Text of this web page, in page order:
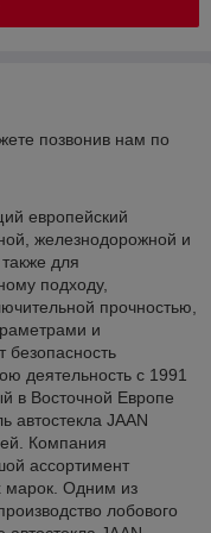
позвонив нам по
европейский
железнодорожной и
для
подходу,
прочностью,
и
безопасность
деятельность с 1991
в Восточной Европе
автостекла JAAN
Компания
ассортимент
марок. Одним из
лобового